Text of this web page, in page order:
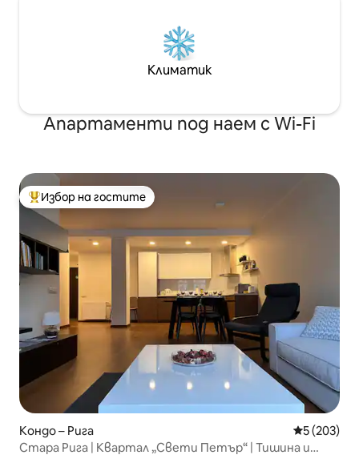
Климатик
Апартаменти под наем с Wi-Fi
Най-популярен избор на гостите
Избор на гостите
Кондо – Рига Средна
5 (203)
Стара Рига | Квартал „Свети Петър“ | Тишина и